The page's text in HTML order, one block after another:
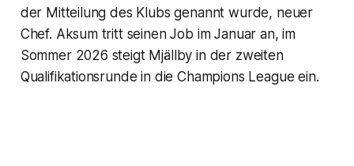
der Mitteilung des Klubs genannt wurde, neuer
Chef. Aksum tritt seinen Job im Januar an, im
Sommer 2026 steigt Mjällby in der zweiten
Qualifikationsrunde in die Champions League ein.